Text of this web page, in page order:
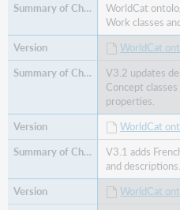
WorldCat
Work classes
WorldCat
V3.2 updates
Concept
properties.
WorldCat
V3.1 adds
and descriptions.
WorldCat